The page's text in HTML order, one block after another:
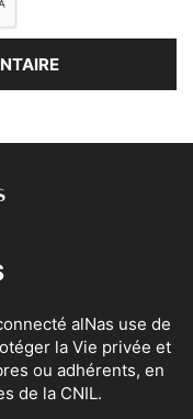
alNas use de
la Vie privée et
ou adhérents, en
de la CNIL.